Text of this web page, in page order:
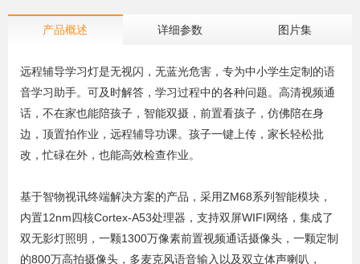
产品概述 详细参数 图片集
远程辅导学习灯是无视闪，无蓝光危害，专为中小学生定制的语
音学习助手。可及时解答，学习过程中的各种问题。高清视频通
话，不在家也能陪孩子，智能双摄，前置看孩子，仿佛陪在身
边，顶置拍作业，远程辅导功课。孩子一键上传，家长轻松批
改，忙碌在外，也能高效检查作业。
基于智物视讯终端解决方案的产品，采用ZM68系列智能模块，
内置12nm四核Cortex-A53处理器，支持双屏WIFI网络，集成了
双无影灯照明，一颗1300万像素前置视频通话摄像头，一颗定制
的800万高拍摄像头，多麦克风语音输入以及双立体声喇叭，